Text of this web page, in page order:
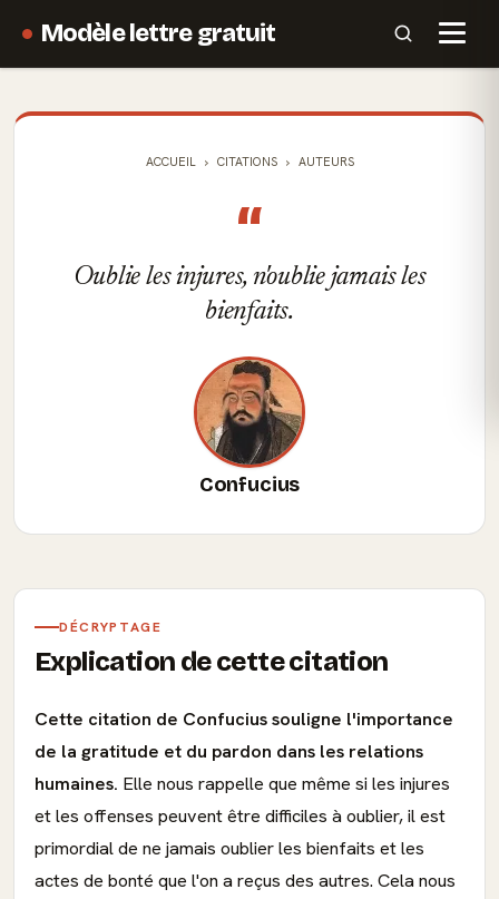
Modèle lettre gratuit
ACCUEIL CITATIONS AUTEURS
“
Oublie les injures, n'oublie jamais les
bienfaits.
Confucius
DÉCRYPTAGE
Explication de cette citation
Cette citation de Confucius souligne l'importance
de la gratitude et du pardon dans les relations
humaines. Elle nous rappelle que même si les injures
et les offenses peuvent être difficiles à oublier, il est
primordial de ne jamais oublier les bienfaits et les
actes de bonté que l'on a reçus des autres. Cela nous